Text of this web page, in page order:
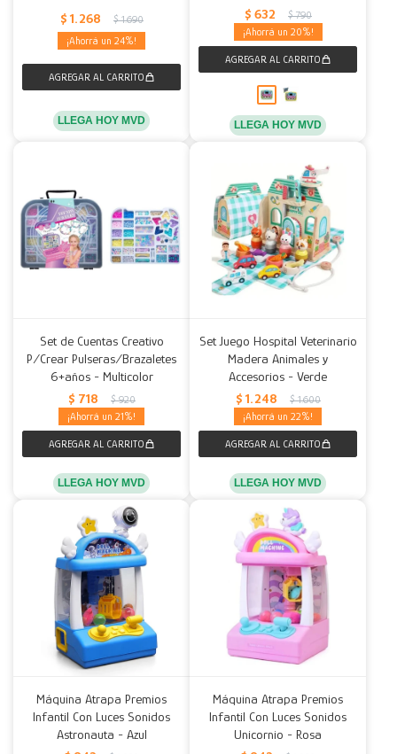
$ 1.268 $ 1.690
24
LLEGA HOY MVD
$ 632 $ 790
20
LLEGA HOY MVD
Set de Cuentas Creativo
P/Crear Pulseras/Brazaletes
6+años - Multicolor
$ 718 $ 920
21
LLEGA HOY MVD
Set Juego Hospital Veterinario
Madera Animales y
Accesorios - Verde
$ 1.248 $ 1.600
22
LLEGA HOY MVD
Máquina Atrapa Premios
Infantil Con Luces Sonidos
Astronauta - Azul
Máquina Atrapa Premios
Infantil Con Luces Sonidos
Unicornio - Rosa